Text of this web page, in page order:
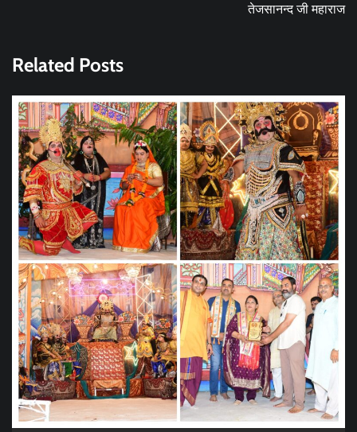
तेजसानन्द जी महाराज
Related Posts